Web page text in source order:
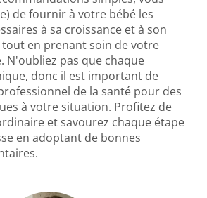
de fournir à votre bébé les
à sa croissance et à son
en prenant soin de votre
N'oubliez pas que chaque
donc il est important de
de la santé pour des
à votre situation. Profitez de
et savourez chaque étape
en adoptant de bonnes